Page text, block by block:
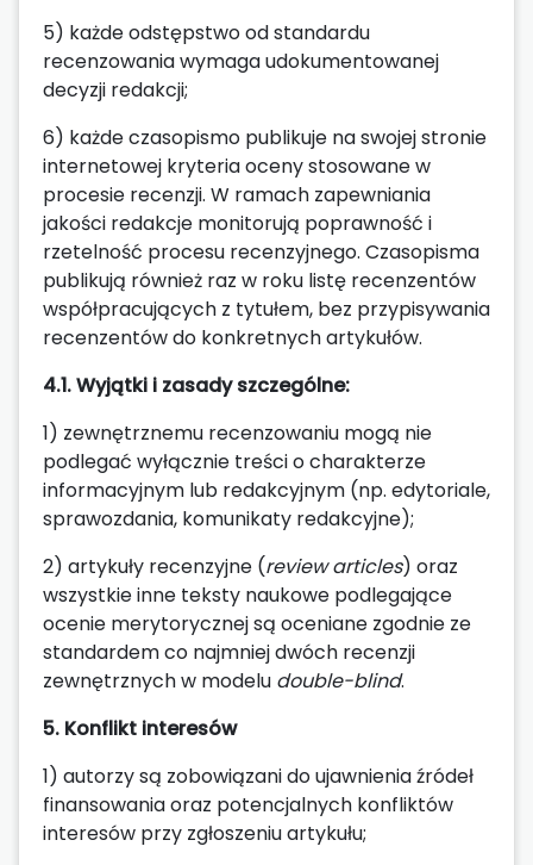
5) każde odstępstwo od standardu
recenzowania wymaga udokumentowanej
decyzji redakcji;
6) każde czasopismo publikuje na swojej stronie
internetowej kryteria oceny stosowane w
procesie recenzji. W ramach zapewniania
jakości redakcje monitorują poprawność i
rzetelność procesu recenzyjnego. Czasopisma
publikują również raz w roku listę recenzentów
współpracujących z tytułem, bez przypisywania
recenzentów do konkretnych artykułów.
4.1. Wyjątki i zasady szczególne:
1) zewnętrznemu recenzowaniu mogą nie
podlegać wyłącznie treści o charakterze
informacyjnym lub redakcyjnym (np. edytoriale,
sprawozdania, komunikaty redakcyjne);
2) artykuły recenzyjne (review articles) oraz
wszystkie inne teksty naukowe podlegające
ocenie merytorycznej są oceniane zgodnie ze
standardem co najmniej dwóch recenzji
zewnętrznych w modelu double-blind.
5. Konflikt interesów
1) autorzy są zobowiązani do ujawnienia źródeł
finansowania oraz potencjalnych konfliktów
interesów przy zgłoszeniu artykułu;